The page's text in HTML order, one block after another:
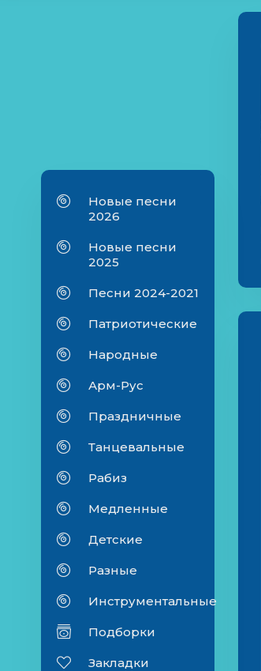
Новые песни
2026
Новые песни
2025
Песни 2024-2021
Патриотические
Народные
Арм-Рус
Праздничные
Танцевальные
Рабиз
Медленные
Детские
Разные
Инструментальные
Подборки
Закладки